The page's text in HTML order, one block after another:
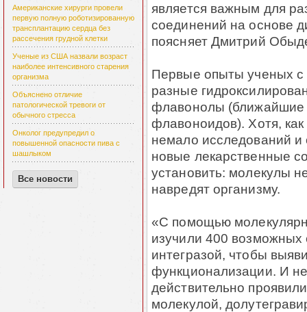
Американские хирурги провели
первую полную роботизированную
трансплантацию сердца без
рассечения грудной клетки
Ученые из США назвали возраст
наиболее интенсивного старения
организма
Объяснено отличие
патологической тревоги от
обычного стресса
Онколог предупредил о
повышенной опасности пива с
шашлыком
Все новости
является важным для
соединений на основе
поясняет Дмитрий
Первые опыты ученых с
разные
флавонолы (ближайшие
флавоноидов). Хотя,
немало исследований
новые лекарственные
установить: молекулы
навредят организму.
«С помощью
изучили 400 возможных
интегразой, чтобы
функционализации. И
действительно
молекулой,